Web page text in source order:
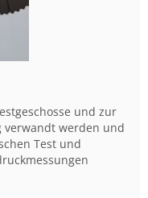
und zur
verwandt werden und
Test und